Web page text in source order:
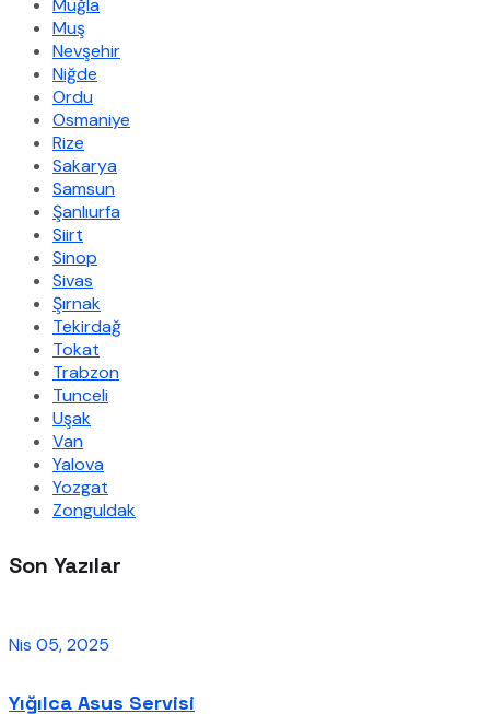
Muş
Nevşehir
Niğde
Ordu
Osmaniye
Rize
Sakarya
Samsun
Şanlıurfa
Siirt
Sinop
Sivas
Şırnak
Tekirdağ
Tokat
Trabzon
Tunceli
Uşak
Van
Yalova
Yozgat
Zonguldak
Son Yazılar
Nis 05, 2025
Yığılca Asus Servisi